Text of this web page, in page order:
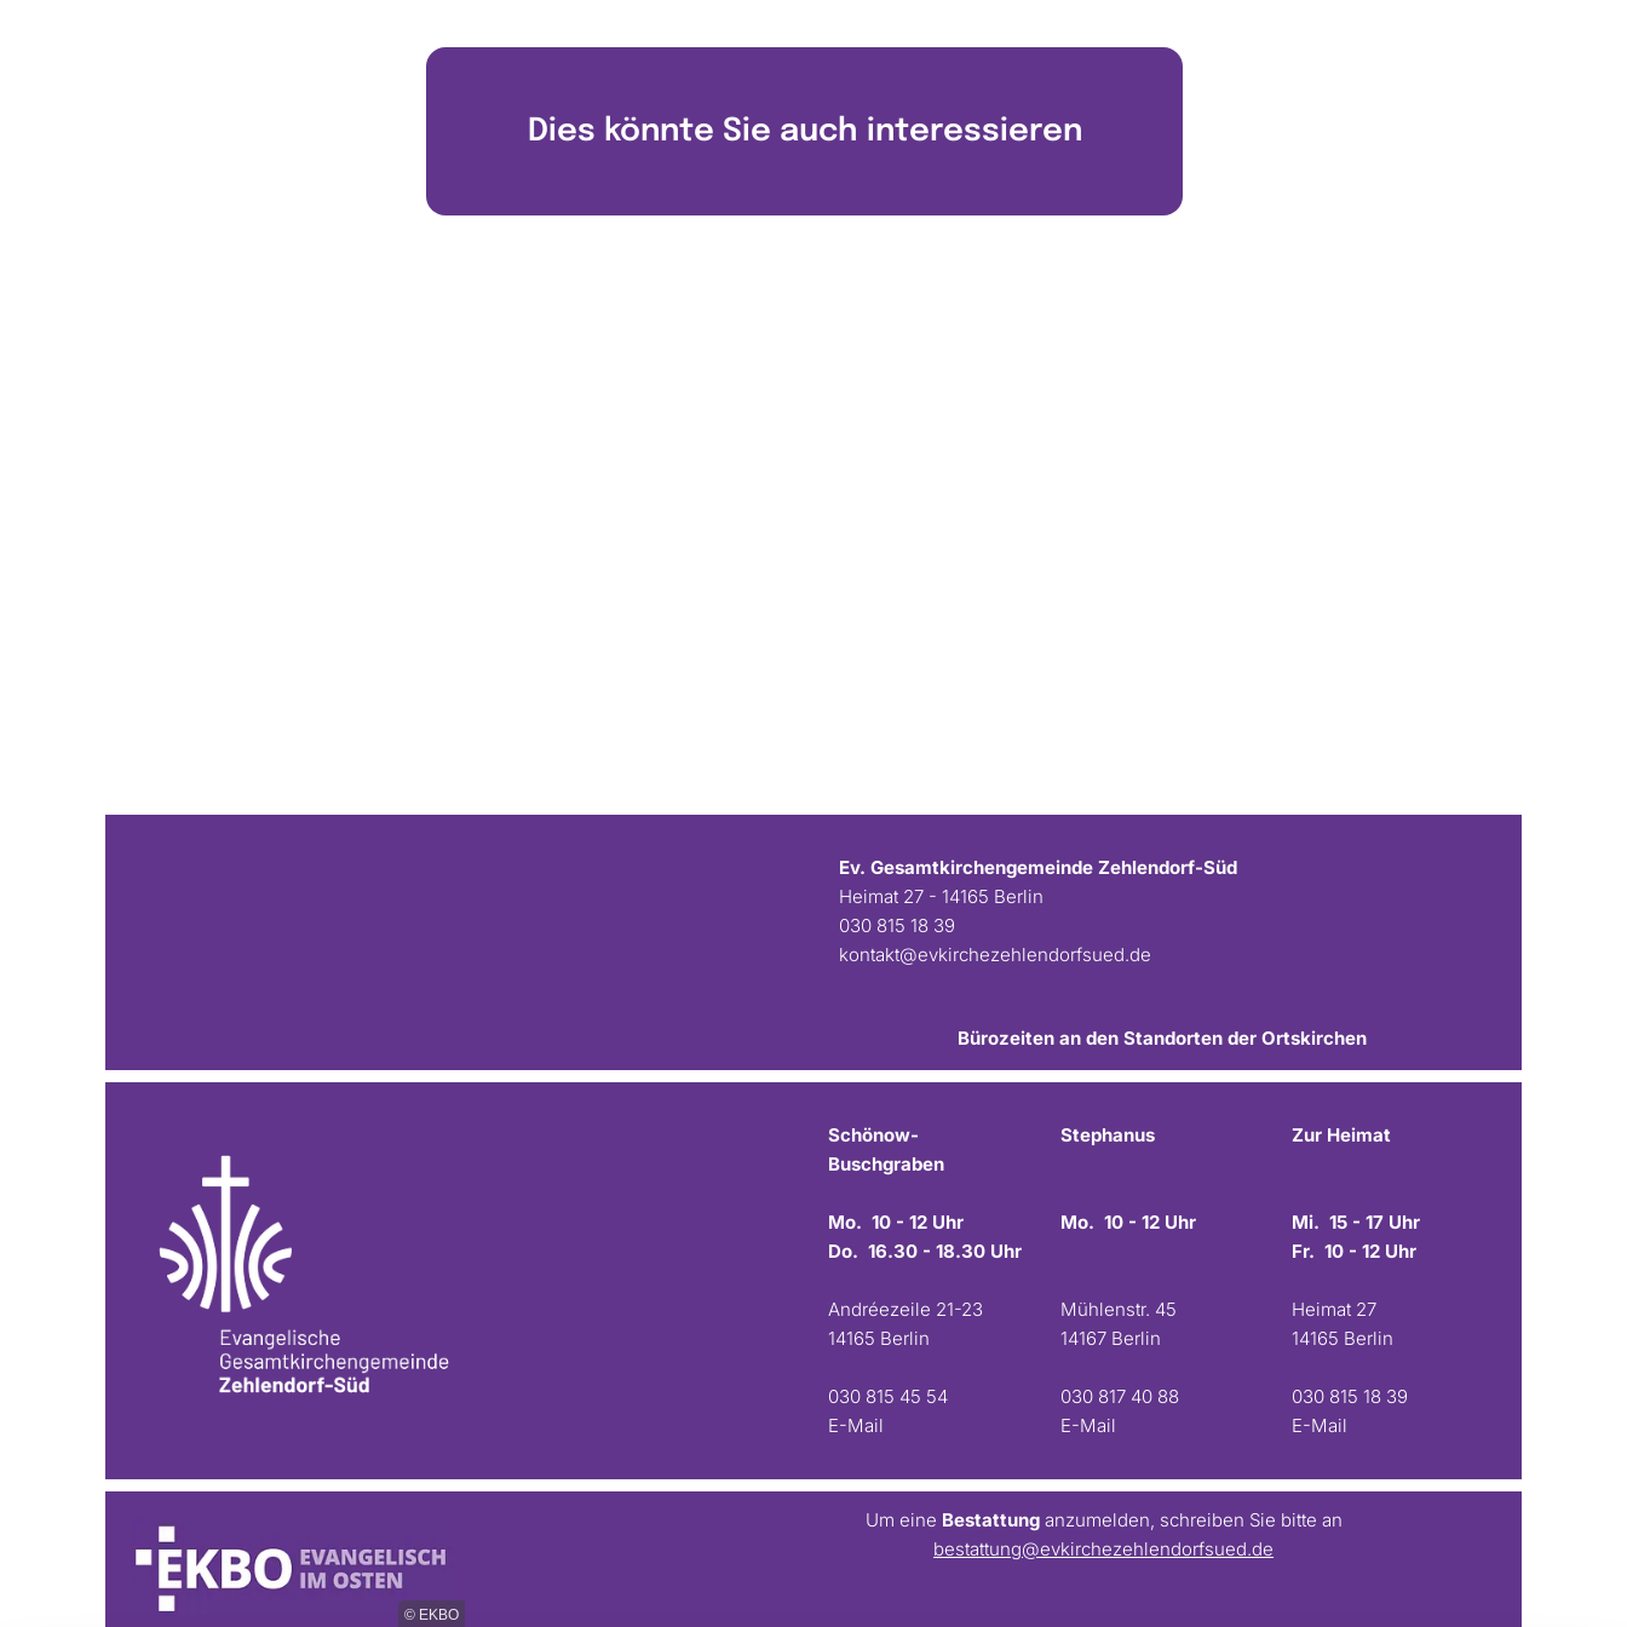
Dies könnte Sie auch interessieren
Ev. Gesamtkirchengemeinde Zehlendorf-Süd
Heimat 27 - 14165 Berlin
030 815 18 39
kontakt@evkirchezehlendorfsued.de
Bürozeiten an den Standorten der Ortskirchen
Schönow-
Buschgraben
Mo. 10 - 12 Uhr
Do. 16.30 - 18.30 Uhr
Andréezeile 21-23
14165 Berlin
030 815 45 54
E-Mail
Stephanus
Mo. 10 - 12 Uhr
Mühlenstr. 45
14167 Berlin
030 817 40 88
E-Mail
Zur Heimat
Mi. 15 - 17 Uhr
Fr. 10 - 12 Uhr
Heimat 27
14165 Berlin
030 815 18 39
E-Mail
© EKBO
Um eine Bestattunganzumelden, schreiben Sie bitte an
bestattung@evkirchezehlendorfsued.de